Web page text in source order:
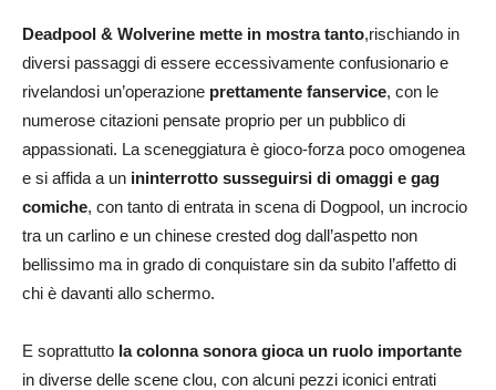
Deadpool & Wolverine mette in mostra tanto,rischiando in
diversi passaggi di essere eccessivamente confusionario e
rivelandosi un’operazione prettamente fanservice, con le
numerose citazioni pensate proprio per un pubblico di
appassionati. La sceneggiatura è gioco-forza poco omogenea
e si affida a un ininterrotto susseguirsi di omaggi e gag
comiche, con tanto di entrata in scena di Dogpool, un incrocio
tra un carlino e un chinese crested dog dall’aspetto non
bellissimo ma in grado di conquistare sin da subito l’affetto di
chi è davanti allo schermo.
E soprattutto la colonna sonora gioca un ruolo importante
in diverse delle scene clou, con alcuni pezzi iconici entrati